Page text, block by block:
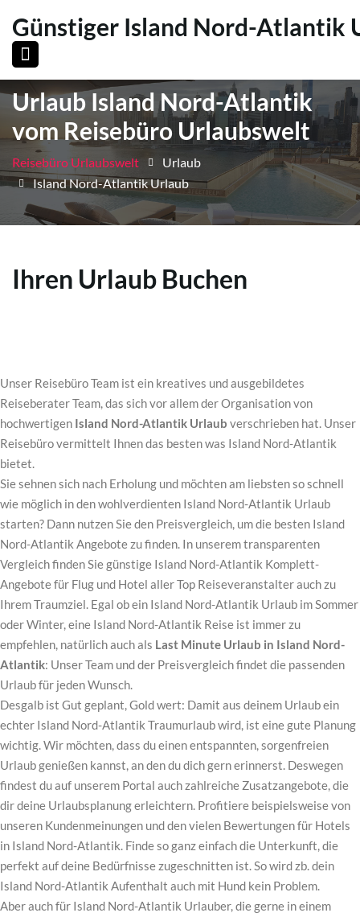
Günstiger Island Nord-Atlantik
Urlaub Island Nord-Atlantik
vom Reisebüro Urlaubswelt
Reisebüro Urlaubswelt
Urlaub
Island Nord-Atlantik Urlaub
Ihren Urlaub Buchen
Unser Reisebüro Team ist ein kreatives und ausgebildetes
Reiseberater Team, das sich vor allem der Organisation von
hochwertigen Island Nord-Atlantik Urlaub verschrieben hat. Unser
Reisebüro vermittelt Ihnen das besten was Island Nord-Atlantik
bietet.
Sie sehnen sich nach Erholung und möchten am liebsten so schnell
wie möglich in den wohlverdienten Island Nord-Atlantik Urlaub
starten? Dann nutzen Sie den Preisvergleich, um die besten Island
Nord-Atlantik Angebote zu finden. In unserem transparenten
Vergleich finden Sie günstige Island Nord-Atlantik Komplett-
Angebote für Flug und Hotel aller Top Reiseveranstalter auch zu
Ihrem Traumziel. Egal ob ein Island Nord-Atlantik Urlaub im Sommer
oder Winter, eine Island Nord-Atlantik Reise ist immer zu
empfehlen, natürlich auch als Last Minute Urlaub in Island Nord-
Atlantik: Unser Team und der Preisvergleich findet die passenden
Urlaub für jeden Wunsch.
Desgalb ist Gut geplant, Gold wert: Damit aus deinem Urlaub ein
echter Island Nord-Atlantik Traumurlaub wird, ist eine gute Planung
wichtig. Wir möchten, dass du einen entspannten, sorgenfreien
Urlaub genießen kannst, an den du dich gern erinnerst. Deswegen
findest du auf unserem Portal auch zahlreiche Zusatzangebote, die
dir deine Urlaubsplanung erleichtern. Profitiere beispielsweise von
unseren Kundenmeinungen und den vielen Bewertungen für Hotels
in Island Nord-Atlantik. Finde so ganz einfach die Unterkunft, die
perfekt auf deine Bedürfnisse zugeschnitten ist. So wird zb. dein
Island Nord-Atlantik Aufenthalt auch mit Hund kein Problem.
Aber auch für Island Nord-Atlantik Urlauber, die gerne in einem